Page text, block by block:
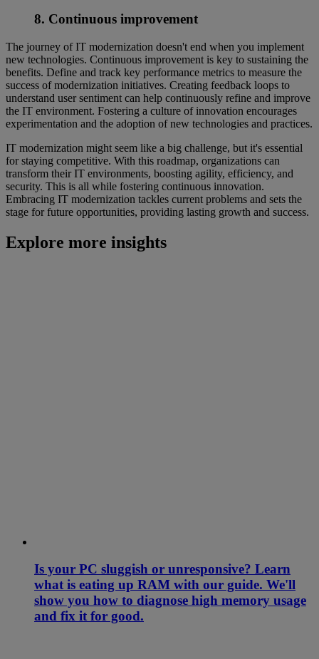
8. Continuous improvement
The journey of IT modernization doesn't end when you implement
new technologies. Continuous improvement is key to sustaining the
benefits. Define and track key performance metrics to measure the
success of modernization initiatives. Creating feedback loops to
understand user sentiment can help continuously refine and improve
the IT environment. Fostering a culture of innovation encourages
experimentation and the adoption of new technologies and practices.
IT modernization might seem like a big challenge, but it's essential
for staying competitive. With this roadmap, organizations can
transform their IT environments, boosting agility, efficiency, and
security. This is all while fostering continuous innovation.
Embracing IT modernization tackles current problems and sets the
stage for future opportunities, providing lasting growth and success.
Explore more insights
Is your PC sluggish or unresponsive? Learn
what is eating up RAM with our guide. We'll
show you how to diagnose high memory usage
and fix it for good.